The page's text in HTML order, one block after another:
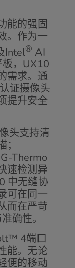
能的强固
。作为一
Intel® AI
，UX10
需求。通
证摄像头
提升安全
头支持清
Thermo
速检测异
中无缝协
可在同一
而在严苛
确性。
4端口
能。无论
便的移动